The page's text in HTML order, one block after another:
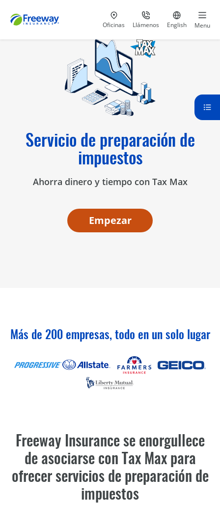
Visita nuestras
Oficinas Llámenos
al 800-441-5533
Ir al sitio
English Menu
Servicio de preparación de
impuestos
Ahorra dinero y tiempo con Tax Max
Empezar
Más de 200 empresas, todo en un solo lugar
Freeway Insurance se enorgullece
de asociarse con Tax Max para
ofrecer servicios de preparación de
impuestos